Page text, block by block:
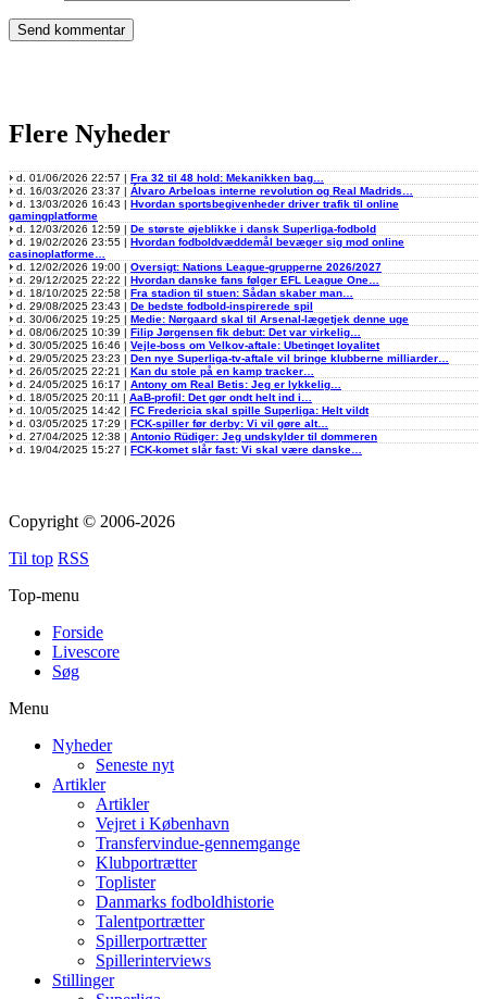
Flere Nyheder
d. 01/06/2026 22:57 | Fra 32 til 48 hold: Mekanikken bag…
d. 16/03/2026 23:37 | Álvaro Arbeloas interne revolution og Real Madrids…
d. 13/03/2026 16:43 | Hvordan sportsbegivenheder driver trafik til online
gamingplatforme
d. 12/03/2026 12:59 | De største øjeblikke i dansk Superliga-fodbold
d. 19/02/2026 23:55 | Hvordan fodboldvæddemål bevæger sig mod online
casinoplatforme…
d. 12/02/2026 19:00 | Oversigt: Nations League-grupperne 2026/2027
d. 29/12/2025 22:22 | Hvordan danske fans følger EFL League One…
d. 18/10/2025 22:58 | Fra stadion til stuen: Sådan skaber man…
d. 29/08/2025 23:43 | De bedste fodbold-inspirerede spil
d. 30/06/2025 19:25 | Medie: Nørgaard skal til Arsenal-lægetjek denne uge
d. 08/06/2025 10:39 | Filip Jørgensen fik debut: Det var virkelig…
d. 30/05/2025 16:46 | Vejle-boss om Velkov-aftale: Ubetinget loyalitet
d. 29/05/2025 23:23 | Den nye Superliga-tv-aftale vil bringe klubberne milliarder…
d. 26/05/2025 22:21 | Kan du stole på en kamp tracker…
d. 24/05/2025 16:17 | Antony om Real Betis: Jeg er lykkelig…
d. 18/05/2025 20:11 | AaB-profil: Det gør ondt helt ind i…
d. 10/05/2025 14:42 | FC Fredericia skal spille Superliga: Helt vildt
d. 03/05/2025 17:29 | FCK-spiller før derby: Vi vil gøre alt…
d. 27/04/2025 12:38 | Antonio Rüdiger: Jeg undskylder til dommeren
d. 19/04/2025 15:27 | FCK-komet slår fast: Vi skal være danske…
Copyright © 2006-2026
Til top RSS
Top-menu
Forside
Livescore
Søg
Menu
Nyheder
Seneste nyt
Artikler
Artikler
Vejret i København
Transfervindue-gennemgange
Klubportrætter
Toplister
Danmarks fodboldhistorie
Talentportrætter
Spillerportrætter
Spillerinterviews
Stillinger